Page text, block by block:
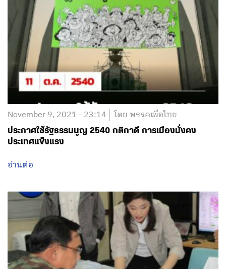
November 9, 2021 - 23:14 โดย พรรคเพื่อไทย
ประกาศใช้รัฐธรรมนูญ 2540 กติกาดี การเมืองมั่งคง
ประเทศแข็งแรง
อ่านต่อ